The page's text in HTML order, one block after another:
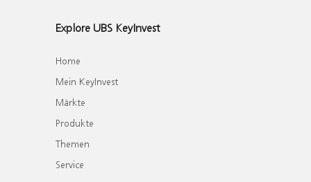
Explore UBS KeyInvest
Home
Mein KeyInvest
Märkte
Produkte
Themen
Service